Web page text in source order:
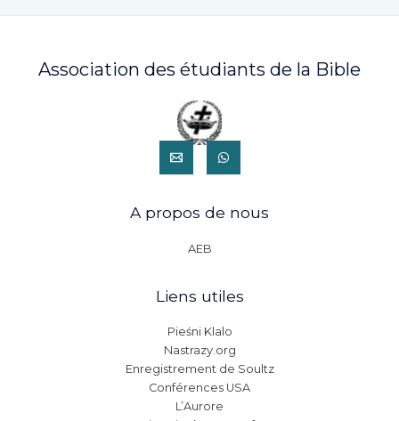
Association des étudiants de la Bible
A propos de nous
AEB
Liens utiles
Pieśni Klalo
Nastrazy.org
Enregistrement de Soultz
Conférences USA
L’Aurore